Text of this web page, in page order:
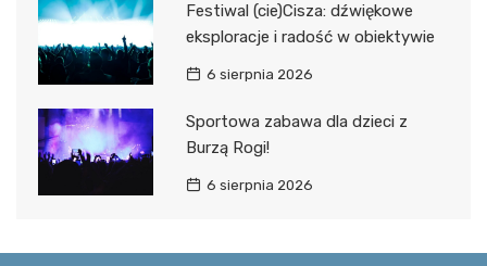
Festiwal (cie)Cisza: dźwiękowe
eksploracje i radość w obiektywie
6 sierpnia 2026
Sportowa zabawa dla dzieci z
Burzą Rogi!
6 sierpnia 2026